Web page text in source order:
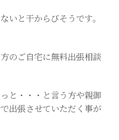
いと干からびそうです。
のご自宅に無料出張相談
と・・・と言う方や親御
出張させていただく事が